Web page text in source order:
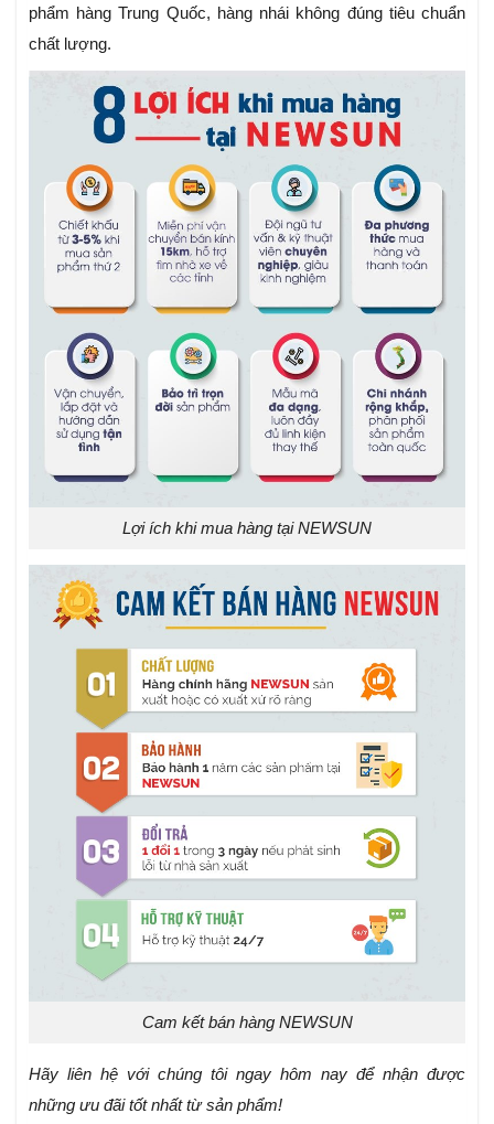
phẩm hàng Trung Quốc, hàng nhái không đúng tiêu chuẩn
chất lượng.
Lợi ích khi mua hàng tại NEWSUN
Cam kết bán hàng NEWSUN
Hãy liên hệ với chúng tôi ngay hôm nay để nhận được
những ưu đãi tốt nhất từ sản phẩm!